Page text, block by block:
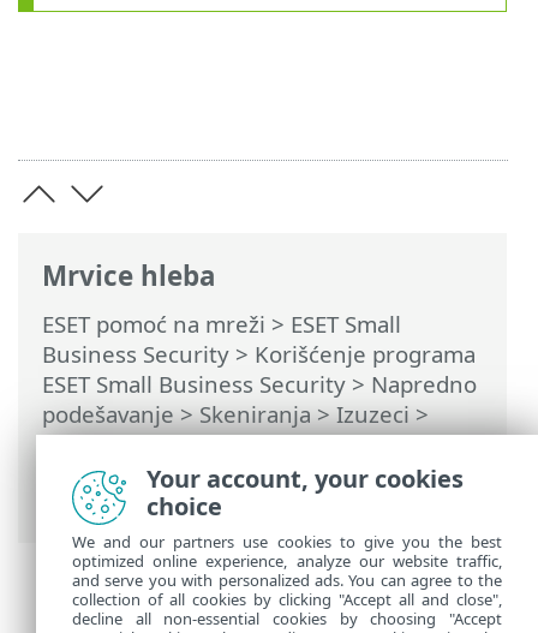
Mrvice hleba
ESET pomoć na mreži > ESET Small
Business Security > Korišćenje programa
ESET Small Business Security > Napredno
podešavanje>Skeniranja>Izuzeci>
Stavke izuzete iz određivanja performansi
> Dodavanje ili uređivanje izuzetaka iz
određivanja performansi
Your account, your cookies
choice
We and our partners use cookies to give you the best
optimized online experience, analyze our website traffic,
and serve you with personalized ads. You can agree to the
collection of all cookies by clicking "Accept all and close",
decline all non-essential cookies by choosing "Accept